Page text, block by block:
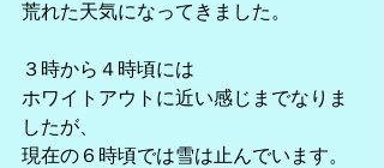
荒れた天気になってきました。
３時から４時頃には
ホワイトアウトに近い感じまでなりま
したが、
現在の６時頃では雪は止んでいます。